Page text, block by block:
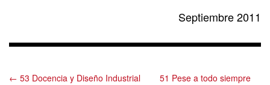
Septiembre 2011
← 53 Docencia y Diseño Industrial
51 Pese a todo siempre